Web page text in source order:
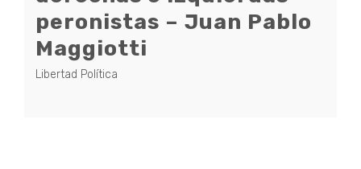
peronistas – Juan Pablo
Maggiotti
Libertad Política